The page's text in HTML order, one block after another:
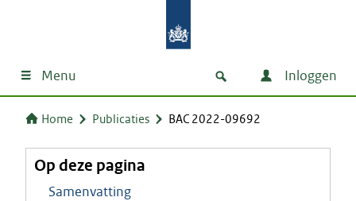
Menu Inloggen
Home Publicaties BAC 2022-09692
Op deze pagina
Samenvatting